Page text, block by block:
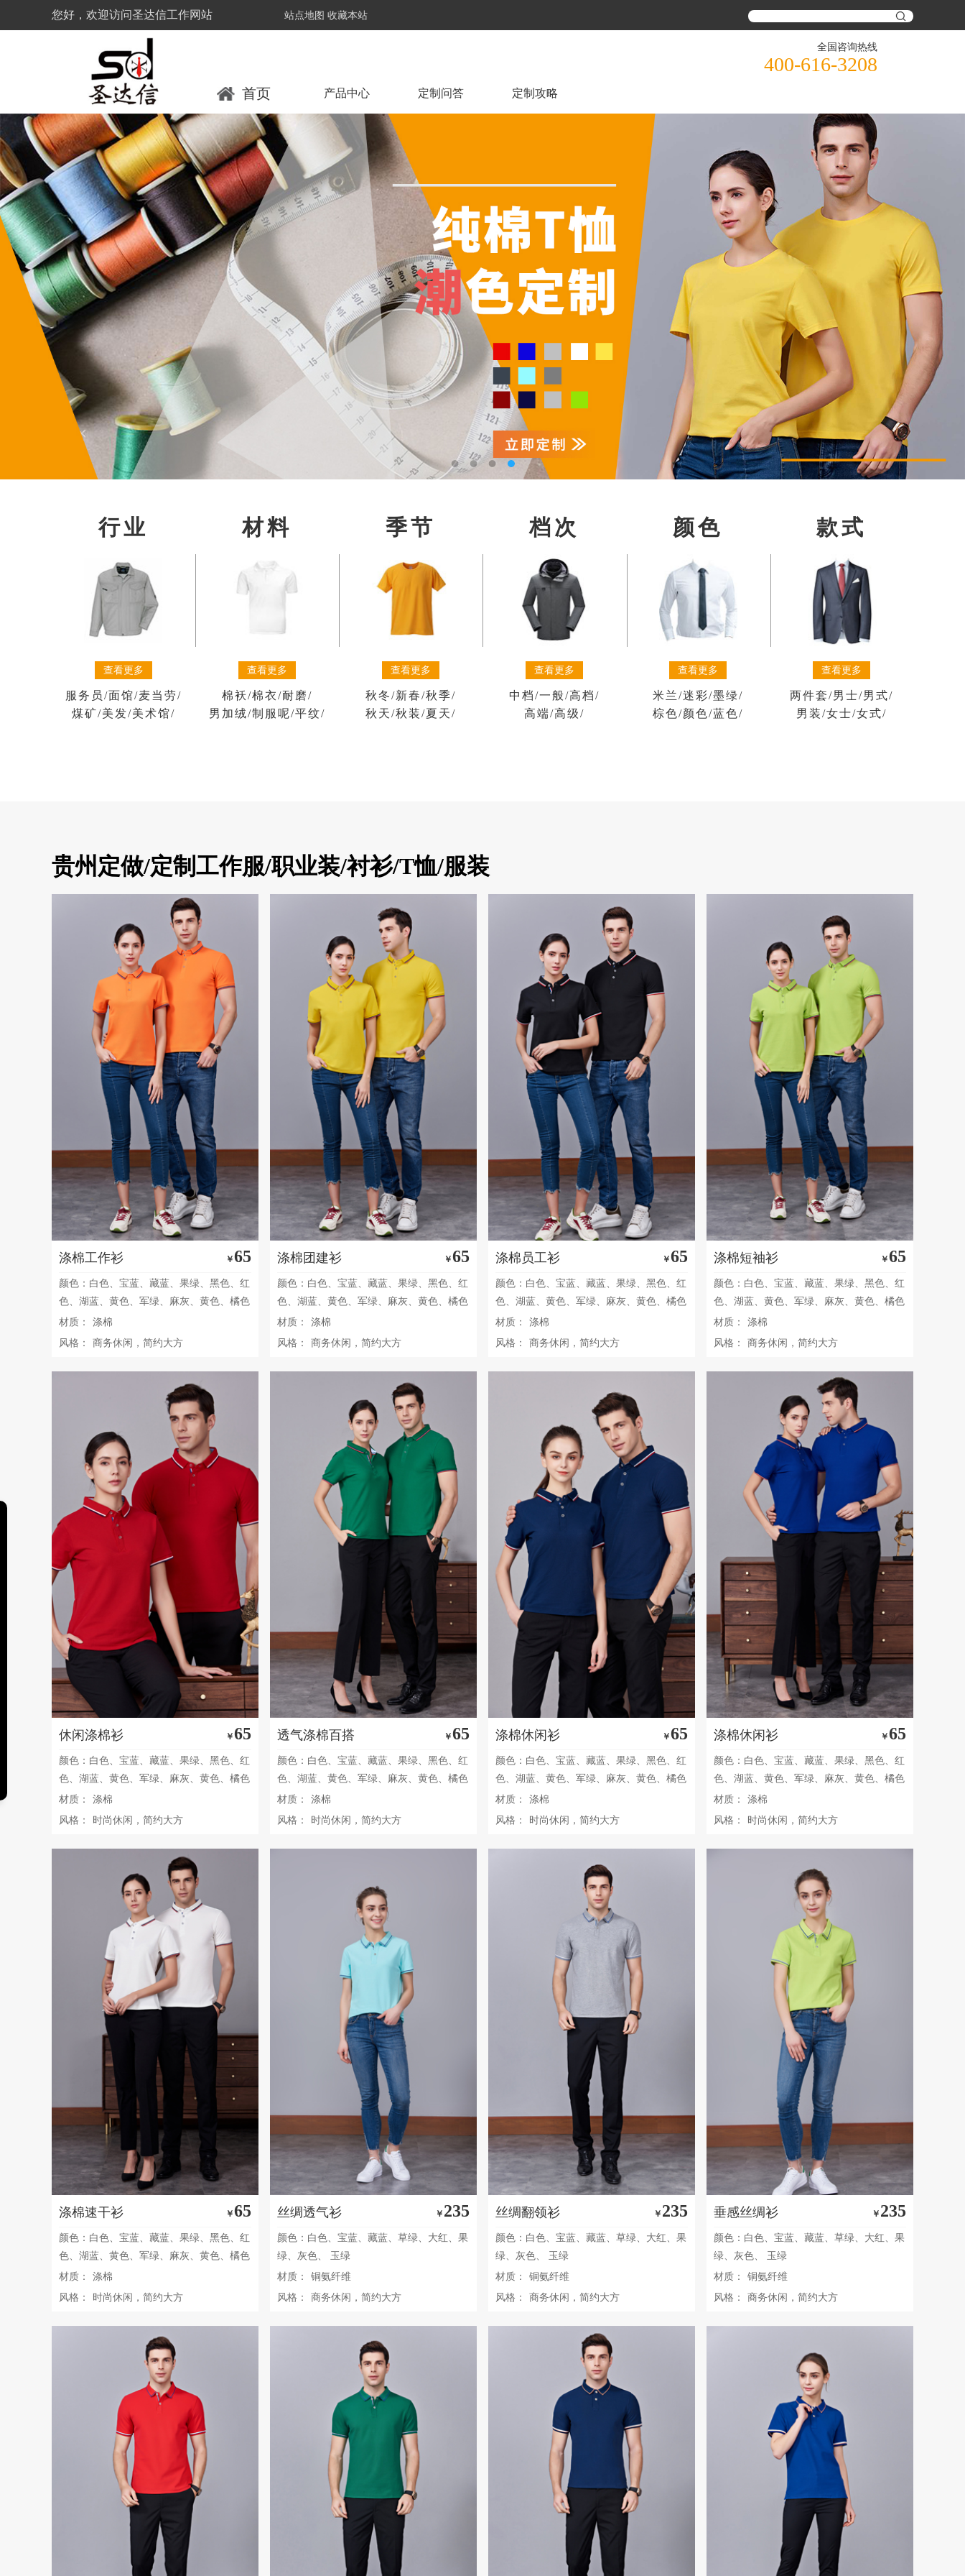
您好，欢迎访问圣达信工作网站 站点地图 收藏本站
全国咨询热线
400-616-3208
首页 产品中心 定制问答 定制攻略
行业
查看更多
服务员/面馆/麦当劳/
煤矿/美发/美术馆/
材料
查看更多
棉袄/棉衣/耐磨/
男加绒/制服呢/平纹/
季节
查看更多
秋冬/新春/秋季/
秋天/秋装/夏天/
档次
查看更多
中档/一般/高档/
高端/高级/
颜色
查看更多
米兰/迷彩/墨绿/
棕色/颜色/蓝色/
款式
查看更多
两件套/男士/男式/
男装/女士/女式/
贵州定做/定制工作服/职业装/衬衫/T恤/服装
涤棉工作衫 ￥65
颜色：白色、宝蓝、藏蓝、果绿、黑色、红
色、湖蓝、黄色、军绿、麻灰、黄色、橘色
材质：
涤棉
风格：
商务休闲，简约大方
涤棉团建衫 ￥65
颜色：白色、宝蓝、藏蓝、果绿、黑色、红
色、湖蓝、黄色、军绿、麻灰、黄色、橘色
材质：
涤棉
风格：
商务休闲，简约大方
涤棉员工衫 ￥65
颜色：白色、宝蓝、藏蓝、果绿、黑色、红
色、湖蓝、黄色、军绿、麻灰、黄色、橘色
材质：
涤棉
风格：
商务休闲，简约大方
涤棉短袖衫 ￥65
颜色：白色、宝蓝、藏蓝、果绿、黑色、红
色、湖蓝、黄色、军绿、麻灰、黄色、橘色
材质：
涤棉
风格：
商务休闲，简约大方
休闲涤棉衫 ￥65
颜色：白色、宝蓝、藏蓝、果绿、黑色、红
色、湖蓝、黄色、军绿、麻灰、黄色、橘色
材质：
涤棉
风格：
时尚休闲，简约大方
透气涤棉百搭 ￥65
颜色：白色、宝蓝、藏蓝、果绿、黑色、红
色、湖蓝、黄色、军绿、麻灰、黄色、橘色
材质：
涤棉
风格：
时尚休闲，简约大方
涤棉休闲衫 ￥65
颜色：白色、宝蓝、藏蓝、果绿、黑色、红
色、湖蓝、黄色、军绿、麻灰、黄色、橘色
材质：
涤棉
风格：
时尚休闲，简约大方
涤棉休闲衫 ￥65
颜色：白色、宝蓝、藏蓝、果绿、黑色、红
色、湖蓝、黄色、军绿、麻灰、黄色、橘色
材质：
涤棉
风格：
时尚休闲，简约大方
涤棉速干衫 ￥65
颜色：白色、宝蓝、藏蓝、果绿、黑色、红
色、湖蓝、黄色、军绿、麻灰、黄色、橘色
材质：
涤棉
风格：
时尚休闲，简约大方
丝绸透气衫 ￥ 235
颜色：白色、宝蓝、藏蓝、草绿、大红、果
绿、灰色、 玉绿
材质：
铜氨纤维
风格：
商务休闲，简约大方
丝绸翻领衫 ￥ 235
颜色：白色、宝蓝、藏蓝、草绿、大红、果
绿、灰色、 玉绿
材质：
铜氨纤维
风格：
商务休闲，简约大方
垂感丝绸衫 ￥ 235
颜色：白色、宝蓝、藏蓝、草绿、大红、果
绿、灰色、 玉绿
材质：
铜氨纤维
风格：
商务休闲，简约大方